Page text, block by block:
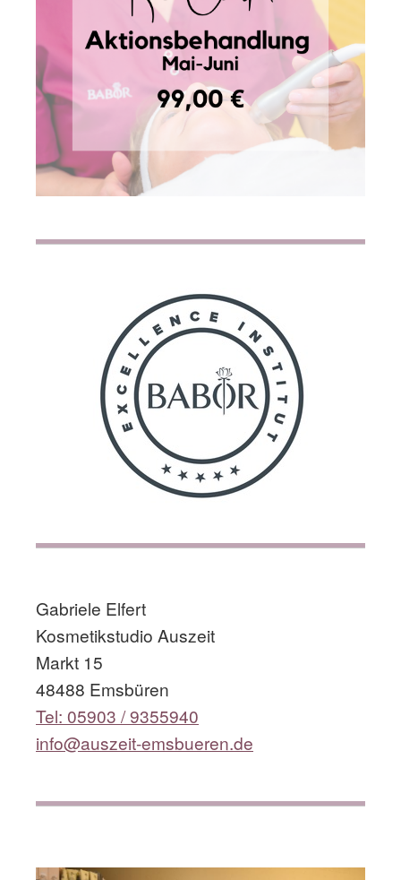
Gabriele Elfert
Kosmetikstudio Auszeit
Markt 15
48488 Emsbüren
Tel: 05903 / 9355940
info@auszeit-emsbueren.de